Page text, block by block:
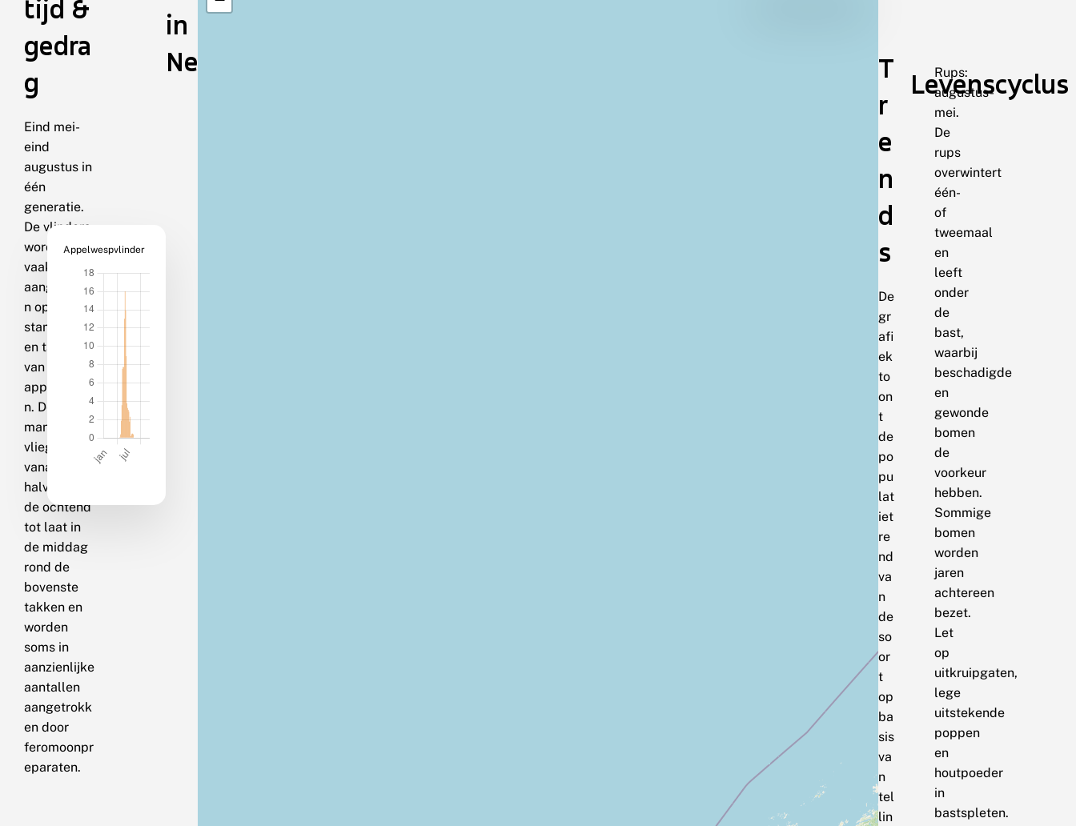
tijd &
gedra
g
Eind mei-
eind
augustus in
één
generatie.
De vlinders
worden
vaak
aangetroffe
n op
stammen
en takken
van
appelbome
n. De
mannetjes
vliegen
vanaf
halverwege
de ochtend
tot laat in
de middag
rond de
bovenste
takken en
worden
soms in
aanzienlijke
aantallen
aangetrokk
en door
feromoonpr
eparaten.
Appelwespvlinder
in
Nederland
T
r
e
n
d
s
De
gr
afi
ek
to
on
t
de
po
pu
lat
iet
re
nd
va
n
de
so
or
t
op
ba
sis
va
n
tel
lin
Levenscyclus
Rups:
augustus-
mei.
De
rups
overwintert
één-
of
tweemaal
en
leeft
onder
de
bast,
waarbij
beschadigde
en
gewonde
bomen
de
voorkeur
hebben.
Sommige
bomen
worden
jaren
achtereen
bezet.
Let
op
uitkruipgaten,
lege
uitstekende
poppen
en
houtpoeder
in
bastspleten.